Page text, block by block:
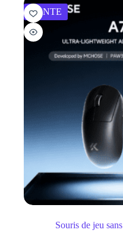
VENTE
Souris de jeu